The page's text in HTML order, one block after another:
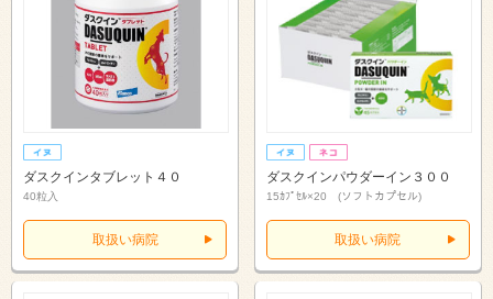
ダスクインタブレット４０
40粒入
取扱い病院
ダスクインパウダーイン３００
15ｶﾌﾟｾﾙ×20 (ソフトカプセル)
取扱い病院